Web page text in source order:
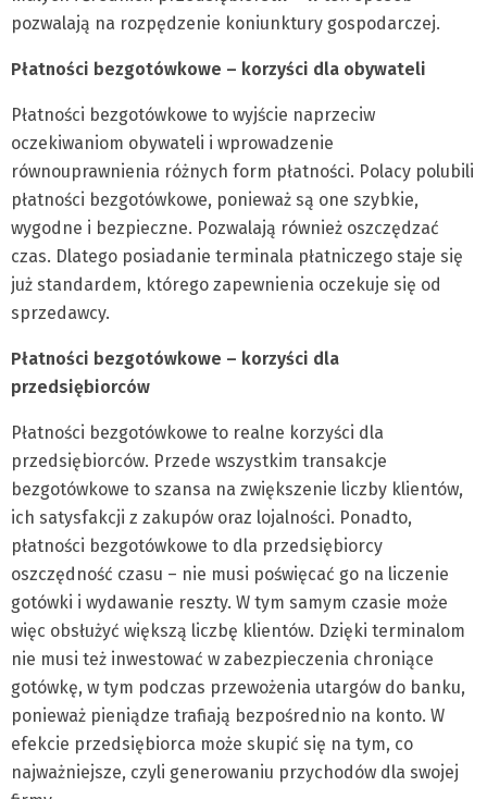
pozwalają na rozpędzenie koniunktury gospodarczej.
Płatności bezgotówkowe – korzyści dla obywateli
Płatności bezgotówkowe to wyjście naprzeciw
oczekiwaniom obywateli i wprowadzenie
równouprawnienia różnych form płatności. Polacy polubili
płatności bezgotówkowe, ponieważ są one szybkie,
wygodne i bezpieczne. Pozwalają również oszczędzać
czas. Dlatego posiadanie terminala płatniczego staje się
już standardem, którego zapewnienia oczekuje się od
sprzedawcy.
Płatności bezgotówkowe – korzyści dla
przedsiębiorców
Płatności bezgotówkowe to realne korzyści dla
przedsiębiorców. Przede wszystkim transakcje
bezgotówkowe to szansa na zwiększenie liczby klientów,
ich satysfakcji z zakupów oraz lojalności. Ponadto,
płatności bezgotówkowe to dla przedsiębiorcy
oszczędność czasu – nie musi poświęcać go na liczenie
gotówki i wydawanie reszty. W tym samym czasie może
więc obsłużyć większą liczbę klientów. Dzięki terminalom
nie musi też inwestować w zabezpieczenia chroniące
gotówkę, w tym podczas przewożenia utargów do banku,
ponieważ pieniądze trafiają bezpośrednio na konto. W
efekcie przedsiębiorca może skupić się na tym, co
najważniejsze, czyli generowaniu przychodów dla swojej